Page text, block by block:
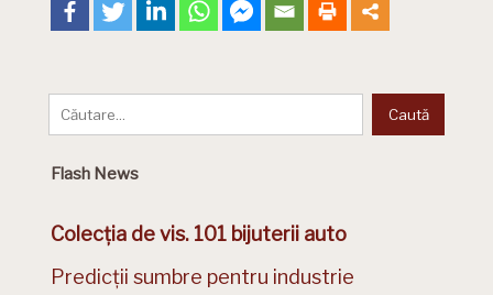
Flash News
Colecția de vis. 101 bijuterii auto
Predicții sumbre pentru industrie